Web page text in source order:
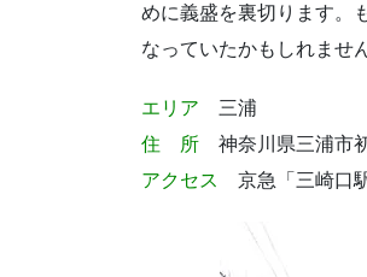
めに義盛を裏切ります。
なっていたかもしれませ
エリア
三浦
住 所
神奈川県三浦市
アクセス
京急「三崎口